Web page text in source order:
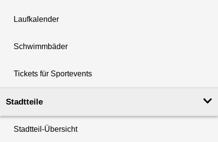
Laufkalender
Schwimmbäder
Tickets für Sportevents
Stadtteile
Stadtteil-Übersicht